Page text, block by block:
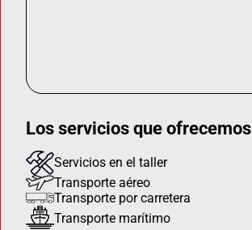
Los servicios que ofrecemos
Servicios en el taller
Transporte aéreo
Transporte por carretera
Transporte marítimo